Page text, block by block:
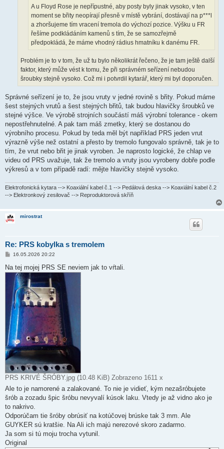
A u Floyd Rose je nepřípustné, aby posty byly jinak vysoko, v ten
moment se břity neopírají přesně v místě vybrání, dostávají na p***l
a zhoršujeme tím vracení tremola do výchozí pozice. Výšku u FR
řešíme podkládáním kamenů s tím, že se samozřejmě
předpokládá, že máme vhodný rádius hmatníku k danému FR.
Problém je to v tom, že už tu bylo několikrát řečeno, že je tam ještě další
faktor, který může vést k tomu, že při správném seřízení nebudou
šroubky stejně vysoko. Což mi i potvrdil kytarář, který mi byl doporučen.
Správné seřízení je to, že jsou vruty v jedné rovině s břity. Pokud máme
šest stejných vrutů a šest stejných břitů, tak budou hlavičky šroubků ve
stejné výšce. Ve výrobě strojních součástí máš výrobní tolerance - okem
nepostřehnutelné. A pak tam máš zmetky, který se dostanou do
výrobního procesu. Pokud by teda měl být například PRS jeden vrut
výrazně výše než ostatní a přesto by tremolo fungovalo správně, tak je to
tím, že vrut nebo břit je jinak vyroben. Je naprosto logické, že chlap ve
videu od PRS uvažuje, tak že tremolo a vruty jsou vyrobeny dobře podle
výkresů a v tom případě radí: mějte hlavičky stejně vysoko.
Elektrofonická kytara --> Koaxiální kabel č.1 --> Pedálová deska --> Koaxiální kabel č.2
--> Elektronkový zesilovač --> Reproduktorová skříň
mirostrat
Re: PRS kobylka s tremolem
P
í
s
v
e
k
16.05.2026 20:22
Na tej mojej PRS SE neviem jak to vŕtali.
PRS KRIVÉ ŠRÓBY.jpg (10.48 KiB) Zobrazeno 1611 x
Ale to je namorené a zalakované. To nie je vidieť, kým nezašróbujete
šrób a zozadu špic šróbu nevyvalí kúsok laku. Vtedy je až vidno ako je
to nakrivo.
Odporúčam tie šróby obrúsiť na kotúčovej brúske tak 3 mm. Ale
GUYKER sú kratšie. Na Ali ich majú nerezové skoro zadarmo.
Ja som si tú moju trocha vytunil.
Original